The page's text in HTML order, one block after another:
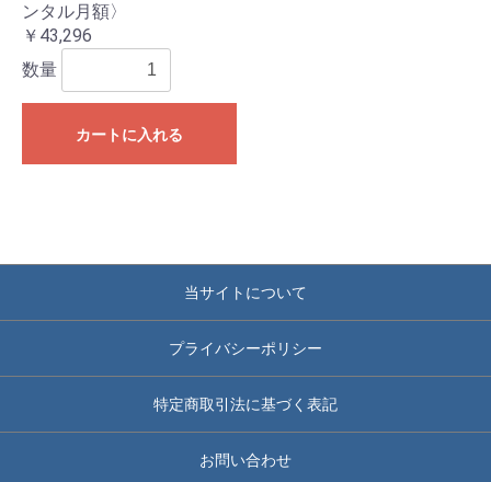
ンタル月額〉
￥43,296
数量
カートに入れる
当サイトについて
プライバシーポリシー
特定商取引法に基づく表記
お問い合わせ